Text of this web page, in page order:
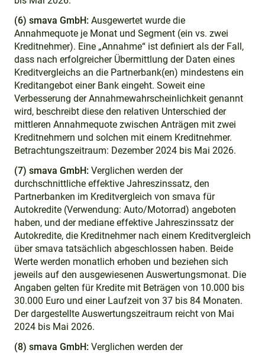
(6) smava GmbH: Ausgewertet wurde die
Annahmequote je Monat und Segment (ein vs. zwei
Kreditnehmer). Eine „Annahme“ ist definiert als der Fall,
dass nach erfolgreicher Übermittlung der Daten eines
Kreditvergleichs an die Partnerbank(en) mindestens ein
Kreditangebot einer Bank eingeht. Soweit eine
Verbesserung der Annahmewahrscheinlichkeit genannt
wird, beschreibt diese den relativen Unterschied der
mittleren Annahmequote zwischen Anträgen mit zwei
Kreditnehmern und solchen mit einem Kreditnehmer.
Betrachtungszeitraum: Dezember 2024 bis Mai 2026.
(7) smava GmbH: Verglichen werden der
durchschnittliche effektive Jahreszinssatz, den
Partnerbanken im Kreditvergleich von smava für
Autokredite (Verwendung: Auto/Motorrad) angeboten
haben, und der mediane effektive Jahreszinssatz der
Autokredite, die Kreditnehmer nach einem Kreditvergleich
über smava tatsächlich abgeschlossen haben. Beide
Werte werden monatlich erhoben und beziehen sich
jeweils auf den ausgewiesenen Auswertungsmonat. Die
Angaben gelten für Kredite mit Beträgen von 10.000 bis
30.000 Euro und einer Laufzeit von 37 bis 84 Monaten.
Der dargestellte Auswertungszeitraum reicht von Mai
2024 bis Mai 2026.
(8) smava GmbH: Verglichen werden der